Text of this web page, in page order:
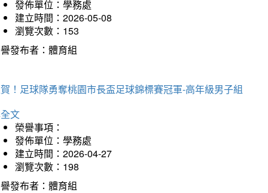
發佈單位：學務處
建立時間：2026-05-08
瀏覽次數：153
發布者：體育組
！足球隊勇奪桃園市長盃足球錦標賽冠軍-高年級男子組
文
榮譽事項：
發佈單位：學務處
建立時間：2026-04-27
瀏覽次數：198
發布者：體育組